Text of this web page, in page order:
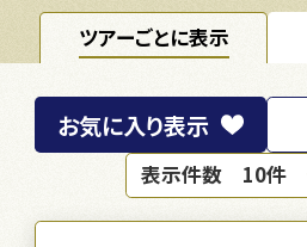
ツアーごとに表示
お気に入り表示